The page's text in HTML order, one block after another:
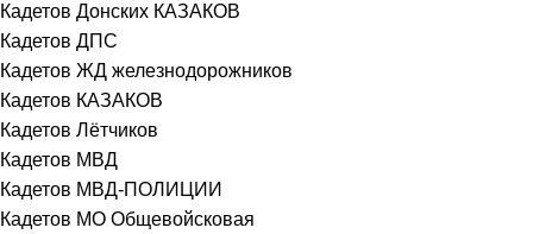
Кадетов Донских КАЗАКОВ
Кадетов ДПС
Кадетов ЖД железнодорожников
Кадетов КАЗАКОВ
Кадетов Лётчиков
Кадетов МВД
Кадетов МВД-ПОЛИЦИИ
Кадетов МО Общевойсковая